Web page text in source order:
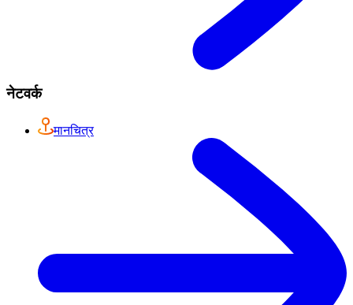
नेटवर्क
मानचित्र